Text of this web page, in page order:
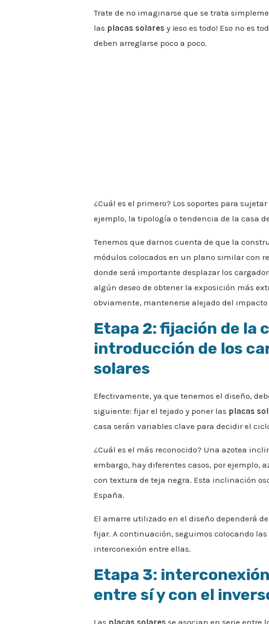
Trate de no imaginarse que se trata
las placas solares y ¡eso es todo! Eso no es
deben arreglarse poco a poco.
¿Cuál es el primero? Los soportes para
ejemplo, la tipología o tendencia de la casa
Tenemos que darnos cuenta de que la
módulos colocados en un plano similar con
donde será importante desplazar los
algún deseo de obtener la exposición más
obviamente, mantenerse alejado del impacto
Etapa 2: fijación de la
introducción de los
solares
Efectivamente, ya que tenemos el diseño,
siguiente: fijar el tejado y poner las placas
casa serán variables clave para decidir el
¿Cuál es el más reconocido? Una azotea
embargo, hay diferentes casos, por ejemplo,
con textura de teja negra. Esta inclinación
España.
El amarre utilizado en el diseño dependerá
fijar. A continuación, seguimos colocando
interconexión entre ellas.
Etapa 3:
entre sí y con el
Las placas solares se asocian en serie entre